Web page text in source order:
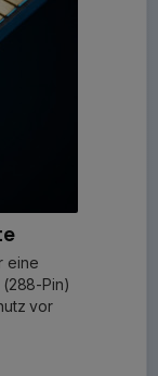
eine
Pin)
vor